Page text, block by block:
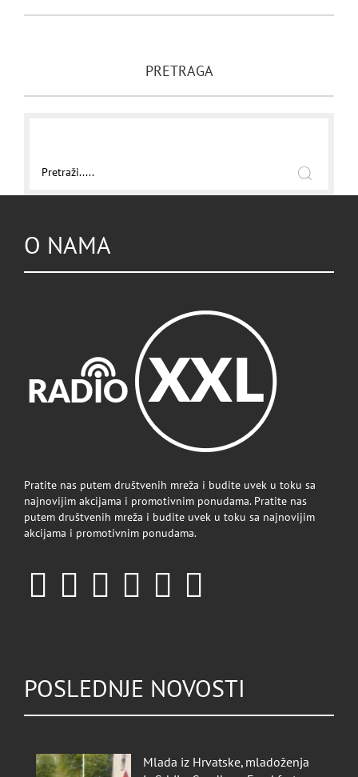
PRETRAGA
O NAMA
Pratite nas putem društvenih mreža i budite uvek u toku sa
najnovijim akcijama i promotivnim ponudama. Pratite nas
putem društvenih mreža i budite uvek u toku sa najnovijim
akcijama i promotivnim ponudama.
POSLEDNJE NOVOSTI
Mlada iz Hrvatske, mladoženja